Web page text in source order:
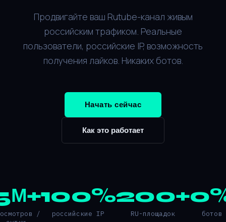
Продвигайте ваш Rutube-канал живым
российским трафиком. Реальные
пользователи, российские IP, возможность
получения лайков. Никаких ботов.
Начать сейчас
Как это работает
/
100%
российские IP
200+
RU-площадок ботов